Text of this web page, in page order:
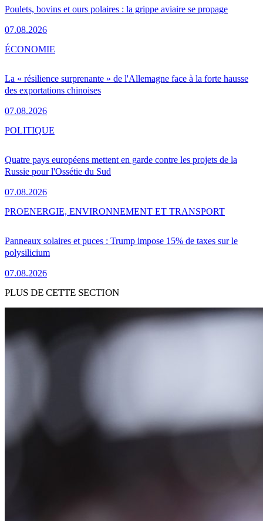
Poulets, bovins et ours polaires : la grippe aviaire se propage
07.08.2026
La « résilience surprenante » de l'Allemagne face à la forte hausse
des exportations chinoises
07.08.2026
ÉCONOMIE
Quatre pays européens mettent en garde contre les projets de la
Russie pour l'Ossétie du Sud
07.08.2026
POLITIQUE
Panneaux solaires et puces : Trump impose 15% de taxes sur le
polysilicium
07.08.2026
PROENERGIE, ENVIRONNEMENT ET TRANSPORT
PLUS DE CETTE SECTION